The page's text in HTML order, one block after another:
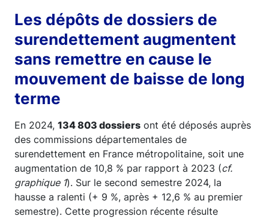
Les dépôts de dossiers de
surendettement augmentent
sans remettre en cause le
mouvement de baisse de long
terme
En 2024, 134 803 dossiers ont été déposés auprès
des commissions départementales de
surendettement en France métropolitaine, soit une
augmentation de 10,8 % par rapport à 2023 (cf.
graphique 1). Sur le second semestre 2024, la
hausse a ralenti (+ 9 %, après + 12,6 % au premier
semestre). Cette progression récente résulte